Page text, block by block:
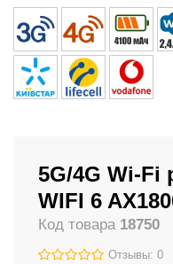
5G/4G Wi-Fi
WIFI 6
Код товара 18750
Отзывы: 0